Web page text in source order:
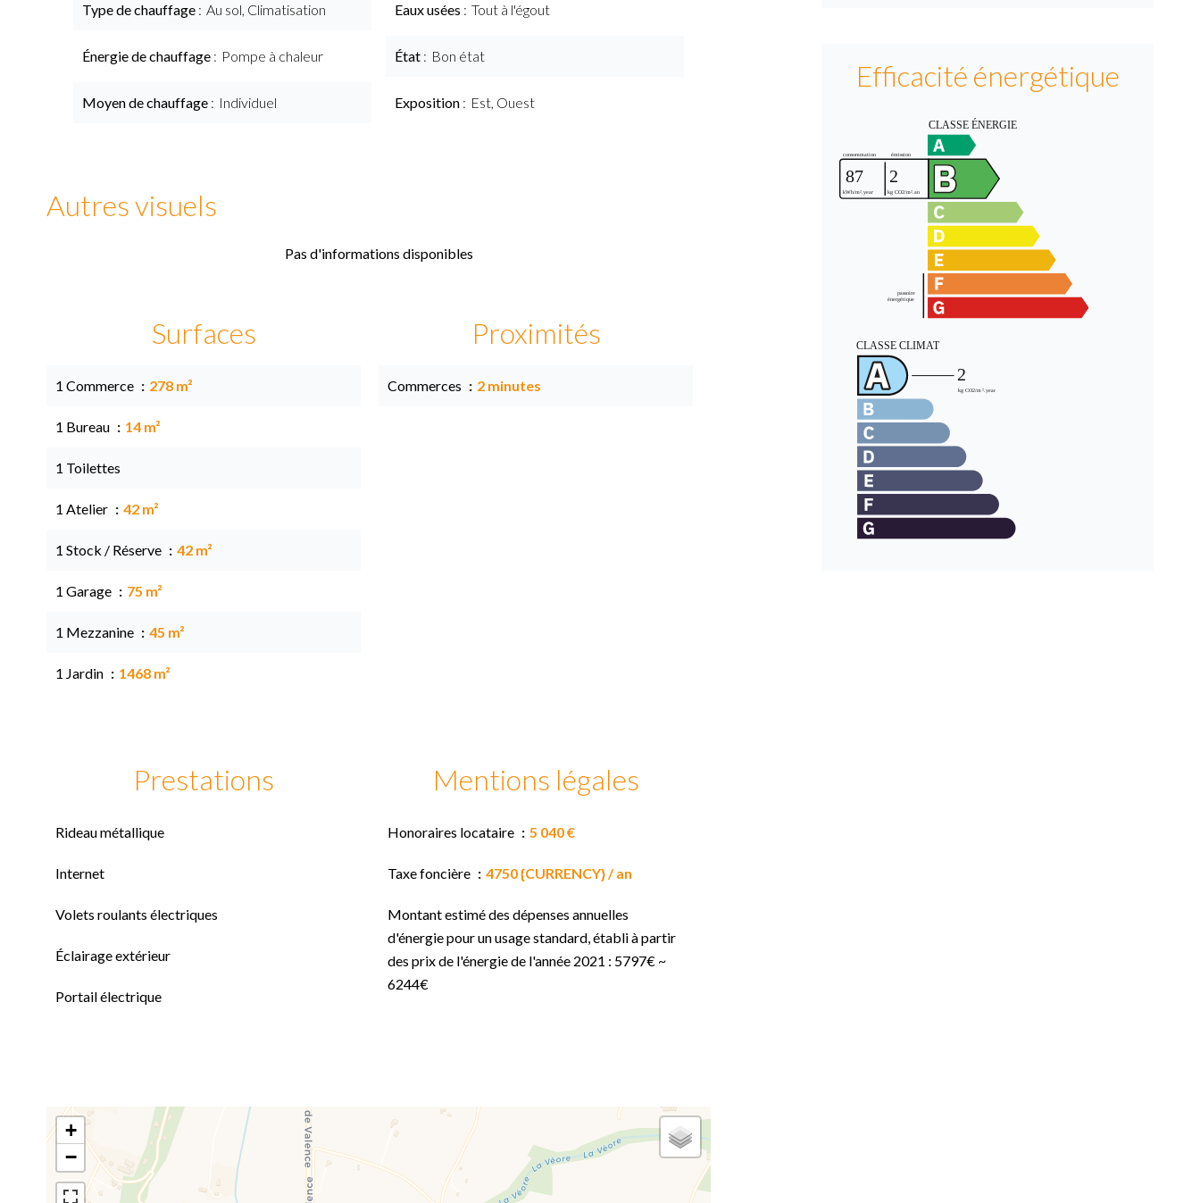
Type de chauffage Au sol, Climatisation
Énergie de chauffage Pompe à chaleur
Moyen de chauffage Individuel
Eaux usées Tout à l'égout
État Bon état
Exposition Est, Ouest
Autres visuels
Pas d'informations disponibles
Surfaces
1 Commerce 278 m²
1 Bureau 14 m²
1 Toilettes
1 Atelier 42 m²
1 Stock / Réserve 42 m²
1 Garage 75 m²
1 Mezzanine 45 m²
1 Jardin 1468 m²
Proximités
Commerces 2 minutes
Prestations
Rideau métallique
Internet
Volets roulants électriques
Éclairage extérieur
Portail électrique
Mentions légales
Honoraires locataire 5 040 €
Taxe foncière 4750 {CURRENCY} / an
Montant estimé des dépenses annuelles
d'énergie pour un usage standard, établi à partir
des prix de l'énergie de l'année 2021 : 5797€ ~
6244€
+
−
Efficacité énergétique